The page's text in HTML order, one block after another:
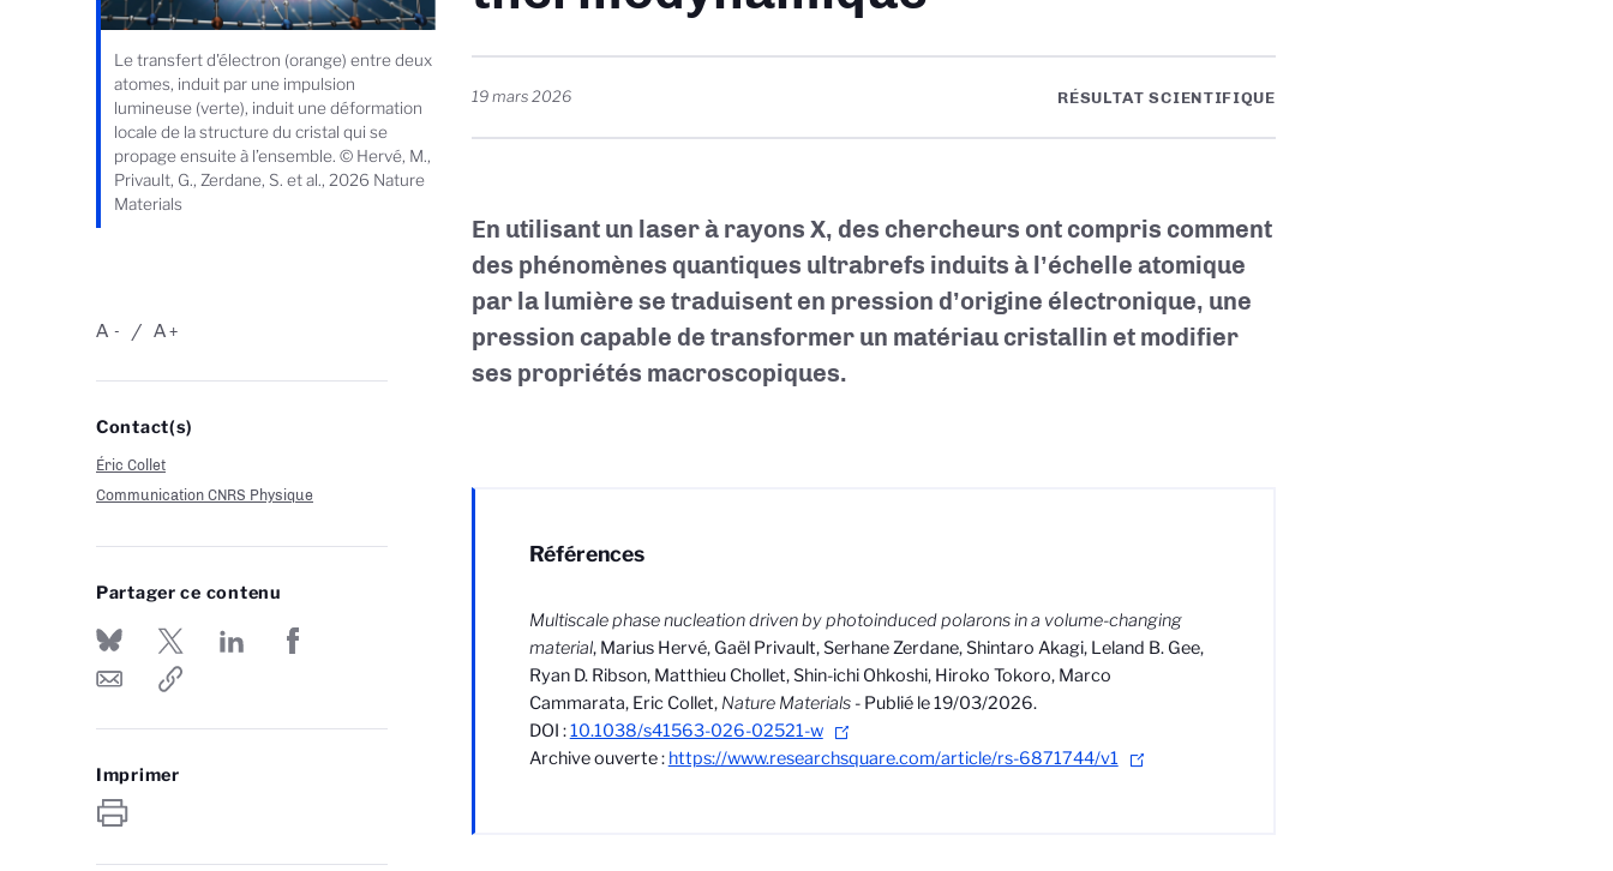
Le transfert d'électron (orange) entre deux
atomes, induit par une impulsion
lumineuse (verte), induit une déformation
locale de la structure du cristal qui se
propage ensuite à l’ensemble. © Hervé, M.,
Privault, G., Zerdane, S. et al., 2026 Nature
Materials
-
A +
A
Contact(s)
Éric Collet
Communication CNRS Physique
Partager ce contenu
Imprimer
19 mars 2026 RÉSULTAT SCIENTIFIQUE
En utilisant un laser à rayons X, des chercheurs ont compris comment
des phénomènes quantiques ultrabrefs induits à l’échelle atomique
par la lumière se traduisent en pression d’origine électronique, une
pression capable de transformer un matériau cristallin et modifier
ses propriétés macroscopiques.
Références
Multiscale phase nucleation driven by photoinduced polarons in a volume-changing
material, Marius Hervé, Gaël Privault, Serhane Zerdane, Shintaro Akagi, Leland B. Gee,
Ryan D. Ribson, Matthieu Chollet, Shin-ichi Ohkoshi, Hiroko Tokoro, Marco
Cammarata, Eric Collet, Nature Materials- Publié le 19/03/2026.
DOI :10.1038/s41563-026-02521-w
Archive ouverte : https://www.researchsquare.com/article/rs-6871744/v1